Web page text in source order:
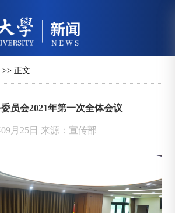
>> 正文
员会2021年第一次全体会议
月25日 来源：宣传部